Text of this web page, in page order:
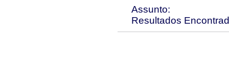
Assunto:
Resultados